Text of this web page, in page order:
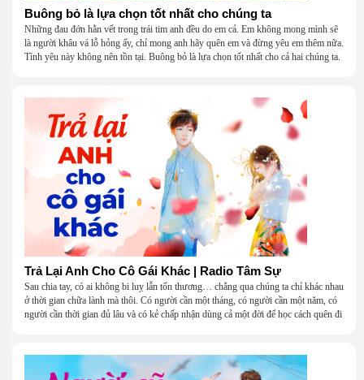
Buông bỏ là lựa chọn tốt nhất cho chúng ta
Những đau đớn hằn vết trong trái tim anh đều do em cả. Em không mong mình sẽ
là người khâu vá lỗ hỏng ấy, chỉ mong anh hãy quên em và đừng yêu em thêm nữa.
Tình yêu này không nên tồn tại. Buông bỏ là lựa chọn tốt nhất cho cả hai chúng ta.
Trả Lại Anh Cho Cô Gái Khác | Radio Tâm Sự
Sau chia tay, có ai không bi luỵ lẫn tổn thương… chẳng qua chúng ta chỉ khác nhau
ở thời gian chữa lành mà thôi. Có người cần một tháng, có người cần một năm, có
người cần thời gian đủ lâu và có kẻ chấp nhận dùng cả một đời để học cách quên đi